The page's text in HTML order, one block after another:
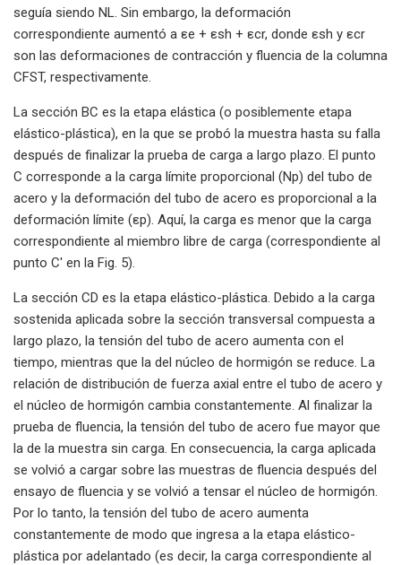
seguía siendo NL. Sin embargo, la deformación
correspondiente aumentó a εe + εsh + εcr, donde εsh y εcr
son las deformaciones de contracción y fluencia de la columna
CFST, respectivamente.
La sección BC es la etapa elástica (o posiblemente etapa
elástico-plástica), en la que se probó la muestra hasta su falla
después de finalizar la prueba de carga a largo plazo. El punto
C corresponde a la carga límite proporcional (Np) del tubo de
acero y la deformación del tubo de acero es proporcional a la
deformación límite (εp). Aquí, la carga es menor que la carga
correspondiente al miembro libre de carga (correspondiente al
punto C' en la Fig. 5).
La sección CD es la etapa elástico-plástica. Debido a la carga
sostenida aplicada sobre la sección transversal compuesta a
largo plazo, la tensión del tubo de acero aumenta con el
tiempo, mientras que la del núcleo de hormigón se reduce. La
relación de distribución de fuerza axial entre el tubo de acero y
el núcleo de hormigón cambia constantemente. Al finalizar la
prueba de fluencia, la tensión del tubo de acero fue mayor que
la de la muestra sin carga. En consecuencia, la carga aplicada
se volvió a cargar sobre las muestras de fluencia después del
ensayo de fluencia y se volvió a tensar el núcleo de hormigón.
Por lo tanto, la tensión del tubo de acero aumenta
constantemente de modo que ingresa a la etapa elástico-
plástica por adelantado (es decir, la carga correspondiente al